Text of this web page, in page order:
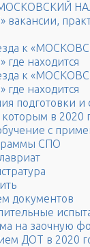
вакансии,
к
находится
к
находится
подготовки и
в 2020
с
СПО
документов
на заочную
ДОТ в 2020